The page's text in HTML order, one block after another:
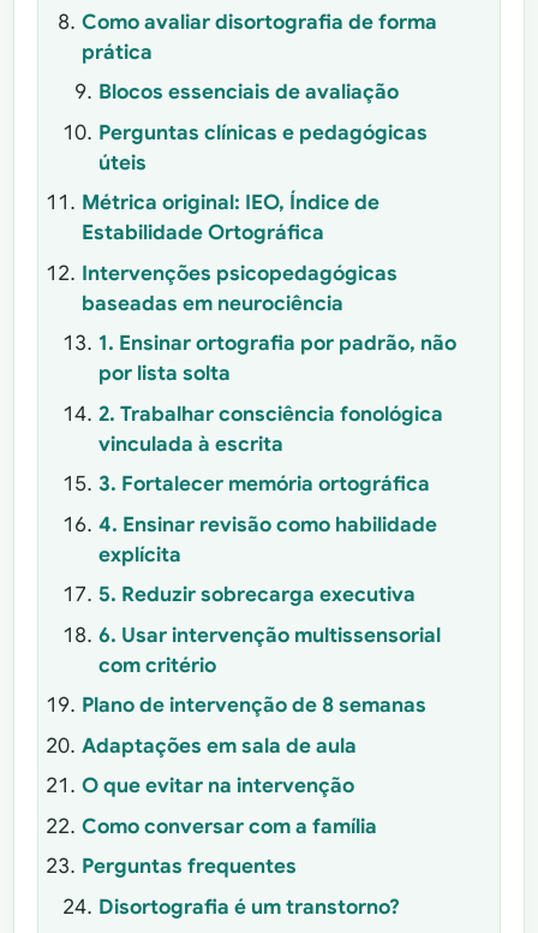
Como avaliar disortografia de forma
prática
Blocos essenciais de avaliação
Perguntas clínicas e pedagógicas
úteis
Métrica original: IEO, Índice de
Estabilidade Ortográfica
Intervenções psicopedagógicas
baseadas em neurociência
1. Ensinar ortografia por padrão, não
por lista solta
2. Trabalhar consciência fonológica
vinculada à escrita
3. Fortalecer memória ortográfica
4. Ensinar revisão como habilidade
explícita
5. Reduzir sobrecarga executiva
6. Usar intervenção multissensorial
com critério
Plano de intervenção de 8 semanas
Adaptações em sala de aula
O que evitar na intervenção
Como conversar com a família
Perguntas frequentes
Disortografia é um transtorno?